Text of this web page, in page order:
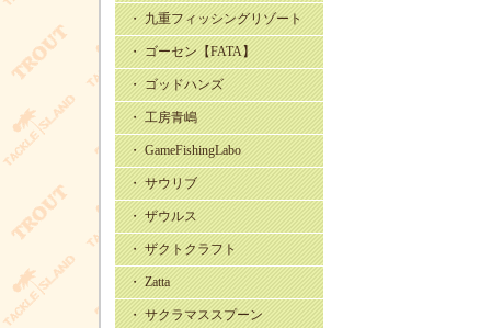
・ 九重フィッシングリゾート
・ ゴーセン【FATA】
・ ゴッドハンズ
・ 工房青嶋
・ GameFishingLabo
・ サウリブ
・ ザウルス
・ ザクトクラフト
・ Zatta
・ サクラマススプーン